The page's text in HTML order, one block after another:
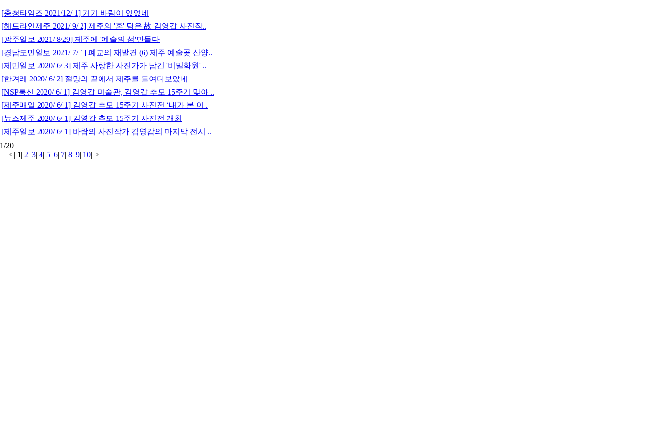
[충청타임즈 2021/12/ 1] 거기 바람이 있었네
[헤드라인제주 2021/ 9/ 2] 제주의 '혼' 담은 故 김영갑 사진작..
[광주일보 2021/ 8/29] 제주에 '예술의 섬'만들다
[경남도민일보 2021/ 7/ 1] 폐교의 재발견 (6) 제주 예술곶 산양..
[제민일보 2020/ 6/ 3] 제주 사랑한 사진가가 남긴 '비밀화원' ..
[한겨레 2020/ 6/ 2] 절망의 끝에서 제주를 들여다보았네
[NSP통신 2020/ 6/ 1] 김영갑 미술관, 김영갑 추모 15주기 맞아 ..
[제주매일 2020/ 6/ 1] 김영갑 추모 15주기 사진전 ‘내가 본 이..
[뉴스제주 2020/ 6/ 1] 김영갑 추모 15주기 사진전 개최
[제주일보 2020/ 6/ 1] 바람의 사진작가 김영갑의 마지막 전시 ..
1/20
| 1| 2| 3| 4| 5| 6| 7| 8| 9| 10|